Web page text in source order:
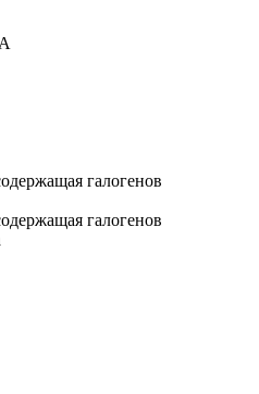
галогенов
галогенов